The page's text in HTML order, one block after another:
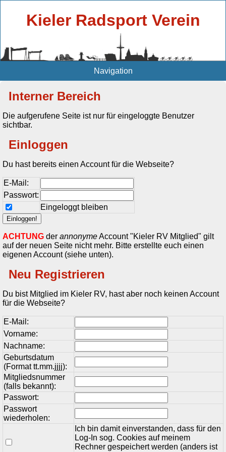
Kieler Radsport Verein
Navigation
Interner Bereich
Die aufgerufene Seite ist nur für eingeloggte Benutzer
sichtbar.
Einloggen
Du hast bereits einen Account für die Webseite?
E-Mail:
Passwort:
Eingeloggt bleiben
ACHTUNG der annonymeAccount "Kieler RV Mitglied" gilt
auf der neuen Seite nicht mehr. Bitte erstellte euch einen
eigenen Account (siehe unten).
Neu Registrieren
Du bist Mitglied im Kieler RV, hast aber noch keinen Account
für die Webseite?
E-Mail:
Vorname:
Nachname:
Geburtsdatum
(Format tt.mm.jjjj):
Mitgliedsnummer
(falls bekannt):
Passwort:
Passwort
wiederholen:
Ich bin damit einverstanden, dass für den
Log-In sog. Cookies auf meinem
Rechner gespeichert werden (anders ist